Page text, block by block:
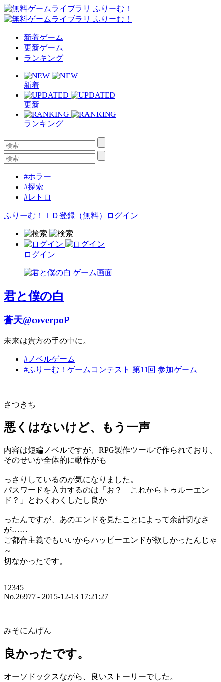
新着ゲーム
更新ゲーム
ランキング
新着
更新
ランキング
#ホラー
#探索
#レトロ
ふりーむ！ＩＤ登録（無料） ログイン
ログイン
君と僕の白
蒼天@coverpoP
未来は貴方の手の中に。
#ノベルゲーム
#ふりーむ！ゲームコンテスト 第11回 参加ゲーム
さつきち
悪くはないけど、もう一声
内容は短編ノベルですが、RPG製作ツールで作られており、
そのせいか全体的に動作がも
っさりしているのが気になりました。
パスワードを入力するのは「お？ これからトゥルーエン
ド？」とわくわくしたし良か
ったんですが、あのエンドを見たことによって余計切なさ
が……
ご都合主義でもいいからハッピーエンドが欲しかったんじゃ
～
切なかったです。
12345
No.26977 - 2015-12-13 17:21:27
みそにんげん
良かったです。
オーソドックスながら、良いストーリーでした。